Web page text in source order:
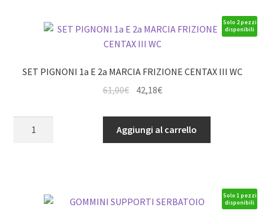
Solo 2 pezzi
disponibili
SET PIGNONI 1a E 2a MARCIA FRIZIONE CENTAX III WC
61,00€
originale
era:
42,18€Il
attuale
è:
MARCIA
Aggiungi al carrello
Solo 1 pezzi
disponibili